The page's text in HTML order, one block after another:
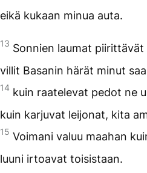
eikä kukaan minua auta.
13 Sonnien laumat piirittävät
villit Basanin härät minut
14 kuin raatelevat pedot ne
kuin karjuvat leijonat, kita
15 Voimani valuu maahan
luuni irtoavat toisistaan.